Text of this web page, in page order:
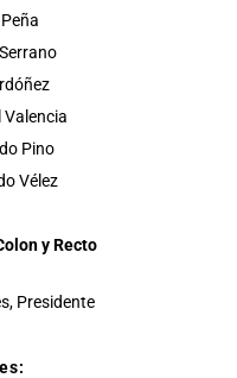
Valencia
Pino
Vélez
y Recto
Presidente